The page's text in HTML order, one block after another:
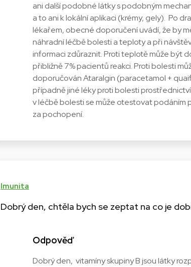
ani další podobné látky s podobným
a to ani k lokální aplikaci (krémy, gely). Po
lékařem, obecné doporučení uvádí, že by
náhradní léčbě bolesti a teploty a při
informaci zdůraznit. Proti teplotě může být
přibližně 7% pacientů reakci. Proti bolesti
doporučován Ataralgin (paracetamol +
případně jiné léky proti bolesti
v léčbě bolesti se může otestovat podáním
za pochopení.
Imunita
Dobrý den, chtěla bych se zeptat na co je
Odpověď
Dobrý den, vitamíny skupiny B jsou látky